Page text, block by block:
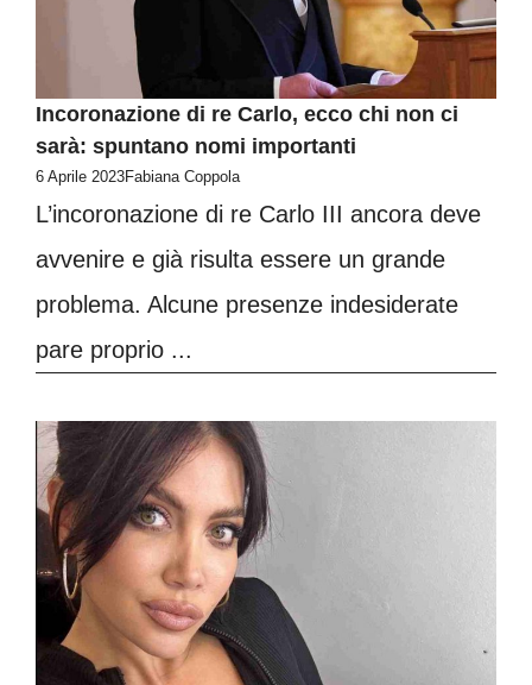
Incoronazione di re Carlo, ecco chi non ci
sarà: spuntano nomi importanti
6 Aprile 2023Fabiana Coppola
L’incoronazione di re Carlo III ancora deve
avvenire e già risulta essere un grande
problema. Alcune presenze indesiderate
pare proprio ...